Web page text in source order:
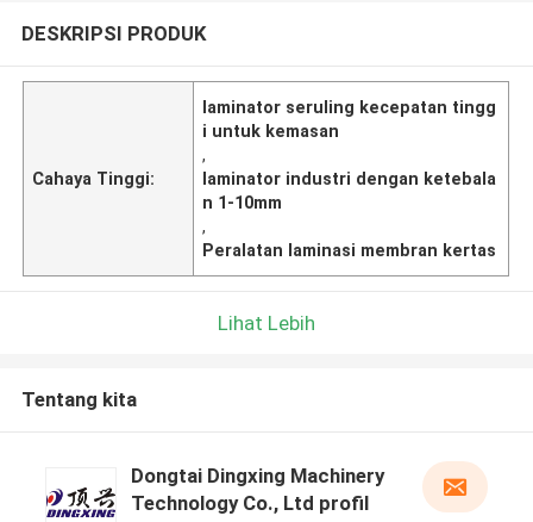
DESKRIPSI PRODUK
Cahaya Tinggi:
laminator seruling kecepatan tingg
i untuk kemasan
,
laminator industri dengan ketebala
n 1-10mm
,
Peralatan laminasi membran kertas
Lihat Lebih
Tentang kita
Dongtai Dingxing Machinery
Technology Co., Ltd profil